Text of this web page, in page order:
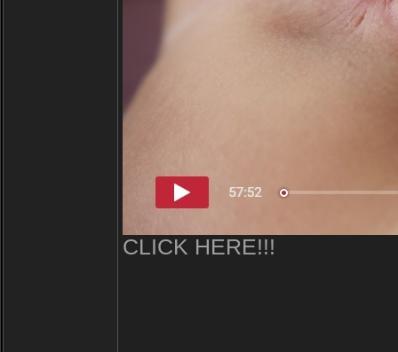
CLICK HERE!!!